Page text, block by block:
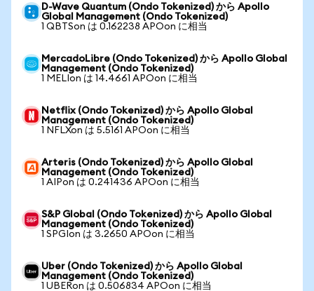
D-Wave Quantum (Ondo Tokenized) から Apollo
Global Management (Ondo Tokenized)
1 QBTSon は 0.162238 APOon に相当
MercadoLibre (Ondo Tokenized) から Apollo Global
Management (Ondo Tokenized)
1 MELIon は 14.4661 APOon に相当
Netflix (Ondo Tokenized) から Apollo Global
Management (Ondo Tokenized)
1 NFLXon は 5.5161 APOon に相当
Arteris (Ondo Tokenized) から Apollo Global
Management (Ondo Tokenized)
1 AIPon は 0.241436 APOon に相当
S&P Global (Ondo Tokenized) から Apollo Global
Management (Ondo Tokenized)
1 SPGIon は 3.2650 APOon に相当
Uber (Ondo Tokenized) から Apollo Global
Management (Ondo Tokenized)
1 UBERon は 0.506834 APOon に相当